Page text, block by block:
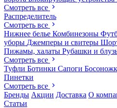
Смотреть все
Распределитель
Смотреть все
Нижнее белье Комбинезоны
уборы Джемперы и свитеры
Пижамы, халаты Рубашки и
Смотреть все
Туфли Ботинки Сапоги
Пинетки
Смотреть все
Бренды Акции Доставка О
Статьи